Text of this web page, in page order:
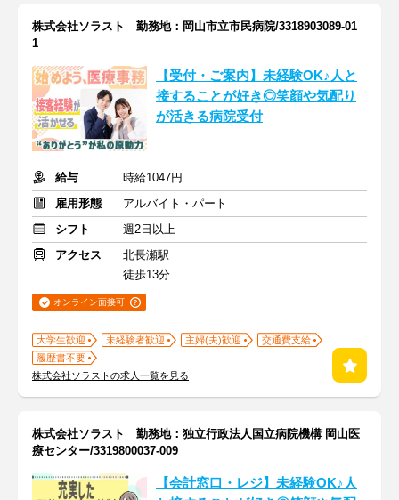
株式会社ソラスト 勤務地：岡山市立市民病院/3318903089-01
1
【受付・ご案内】未経験OK♪人と
接することが好き◎笑顔や気配り
が活きる病院受付
給与
時給1047円
雇用形態
アルバイト・パート
シフト
週2日以上
アクセス
北長瀬駅
徒歩13分
オンライン面接可
大学生歓迎 未経験者歓迎 主婦(夫)歓迎
交通費支給
履歴書不要
株式会社ソラストの求人一覧を見る
株式会社ソラスト 勤務地：独立行政法人国立病院機構 岡山医
療センター/3319800037-009
【会計窓口・レジ】未経験OK♪人